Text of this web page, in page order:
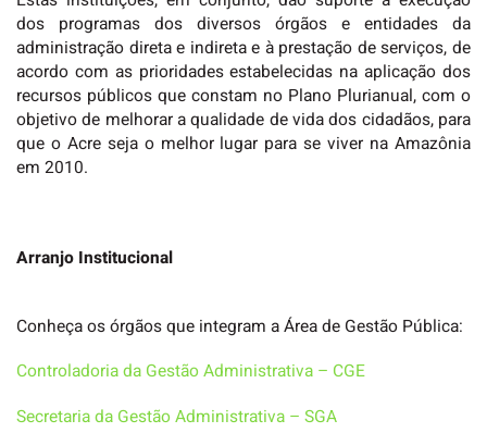
dos programas dos diversos órgãos e entidades da
administração direta e indireta e à prestação de serviços, de
acordo com as prioridades estabelecidas na aplicação dos
recursos públicos que constam no Plano Plurianual, com o
objetivo de melhorar a qualidade de vida dos cidadãos, para
que o Acre seja o melhor lugar para se viver na Amazônia
em 2010.
Arranjo Institucional
Conheça os órgãos que integram a Área de Gestão Pública:
Controladoria da Gestão Administrativa – CGE
Secretaria da Gestão Administrativa – SGA